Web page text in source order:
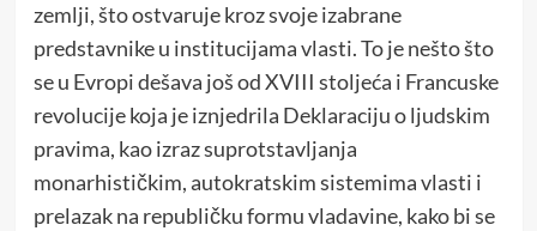
zemlji, što ostvaruje kroz svoje izabrane
predstavnike u institucijama vlasti. To je nešto što
se u Evropi dešava još od XVIII stoljeća i Francuske
revolucije koja je iznjedrila Deklaraciju o ljudskim
pravima, kao izraz suprotstavljanja
monarhističkim, autokratskim sistemima vlasti i
prelazak na republičku formu vladavine, kako bi se